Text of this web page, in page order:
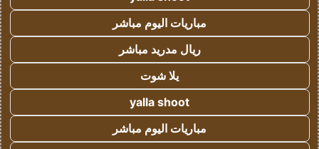
مباريات اليوم مباشر
ريال مدريد مباشر
يلا شوت
yalla shoot
مباريات اليوم مباشر